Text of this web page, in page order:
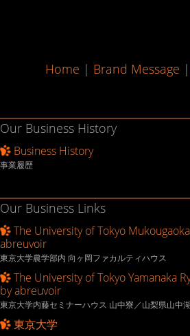
Home | Brand Message |
Our Business History
Business History
事業履歴
Our Business Links
The University of Tokyo
abreuvoir
東京大学農学部内 向ヶ岡ファカルティハウス
The University of Tokyo Yamanaka
by abreuvoir
東京大学内藤セミナーハウス 山中寮／山梨県山中
東京大学